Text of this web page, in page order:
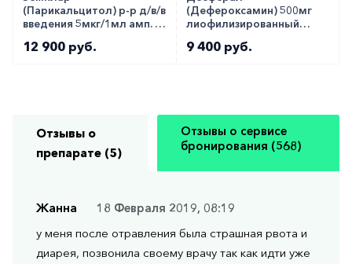
(Парикальцитол) р-р д/в/в
введения 5мкг/1мл амп. 5
12 900 руб.
(Дефероксамин) 500мг
лиофилизированный
№10
9 400 руб.
Отзывы о
препарате (5)
Отзывы о сервисе
бронирования (568)
Жанна
18 Февраля 2019, 08:19
у меня после отравления была страшная рвота и
диарея, позвонила своему врачу так как идти уже